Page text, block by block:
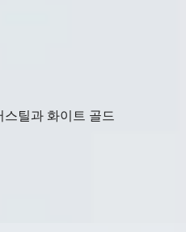
스틸과 화이트 골드